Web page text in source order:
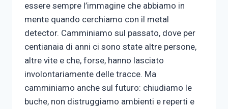
essere sempre l’immagine che abbiamo in
mente quando cerchiamo con il metal
detector. Camminiamo sul passato, dove per
centianaia di anni ci sono state altre persone,
altre vite e che, forse, hanno lasciato
involontariamente delle tracce. Ma
camminiamo anche sul futuro: chiudiamo le
buche, non distruggiamo ambienti e reperti e